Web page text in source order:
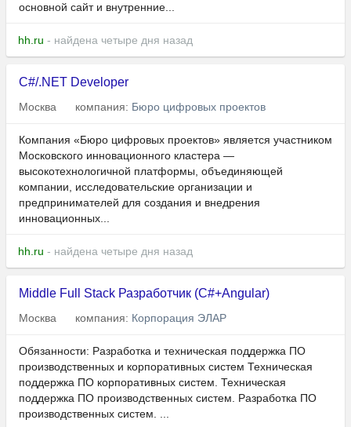
основной сайт и внутренние...
hh.ru - найдена четыре дня назад
C#/.NET Developer
Москва компания: Бюро цифровых проектов
Компания «Бюро цифровых проектов» является участником
Московского инновационного кластера —
высокотехнологичной платформы, объединяющей
компании, исследовательские организации и
предпринимателей для создания и внедрения
инновационных...
hh.ru - найдена четыре дня назад
Middle Full Stack Разработчик (C#+Angular)
Москва компания: Корпорация ЭЛАР
Обязанности: Разработка и техническая поддержка ПО
производственных и корпоративных систем Техническая
поддержка ПО корпоративных систем. Техническая
поддержка ПО производственных систем. Разработка ПО
производственных систем. ...